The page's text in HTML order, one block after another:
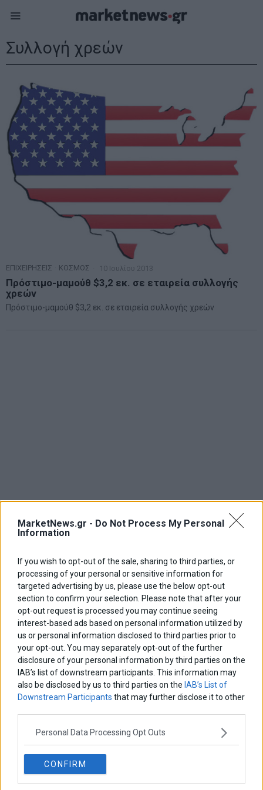
MarketNews.gr - Do Not Process My Personal
Information
If you wish to opt-out of the sale, sharing to third parties, or
processing of your personal or sensitive information for
targeted advertising by us, please use the below opt-out
section to confirm your selection. Please note that after your
opt-out request is processed you may continue seeing
interest-based ads based on personal information utilized by
us or personal information disclosed to third parties prior to
your opt-out. You may separately opt-out of the further
disclosure of your personal information by third parties on the
IAB’s list of downstream participants. This information may
also be disclosed by us to third parties on the IAB’s List of
Downstream Participants that may further disclose it to other
Personal Data Processing Opt Outs
CONFIRM
Συλλογή χρεών
ΕΠΙΧΕΙΡΗΣΕΙΣ ΚΟΣΜΟΣ 10 Ιουλίου 2013
Πρόστιμο-μαμούθ $3,2 εκ. σε εταιρεία συλλογής
χρεών
Πρόστιμο-μαμούθ $3,2 εκ. σε εταιρεία συλλογής χρεών
ΑΡΘΡΟΓΡΑΦΟΙ
Ελευθερία Κούρταλη
Οι «τιμωροί» των ομολόγων επέστρεψαν
Η αληθινή παιδεία ξεκινά από την ψυχή…
Σταματίνα Σταματάκου
Η βία κατά των ζώων δεν αντέχει βολικές ερμηνείες
Δημήτρης Καμπουράκης
ψάχνει τον επόμενο Μεσσία